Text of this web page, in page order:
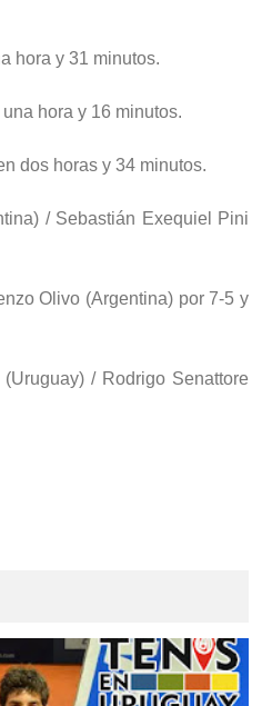
hora y 31 minutos.
hora y 16 minutos.
dos horas y 34 minutos.
/ Sebastián Exequiel Pini
Olivo (Argentina) por 7-5 y
/ Rodrigo Senattore